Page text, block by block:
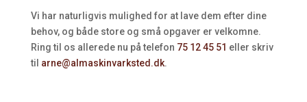
Vi har naturligvis mulighed for at lave dem efter dine
behov, og både store og små opgaver er velkomne.
Ring til os allerede nu på telefon 75 12 45 51 eller skriv
til arne@almaskinvarksted.dk.